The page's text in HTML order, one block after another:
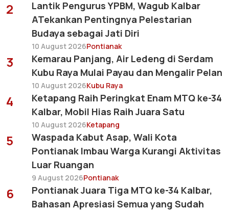
2
Lantik Pengurus YPBM, Wagub Kalbar
ATekankan Pentingnya Pelestarian
Budaya sebagai Jati Diri
10 August 2026Pontianak
3
Kemarau Panjang, Air Ledeng di Serdam
Kubu Raya Mulai Payau dan Mengalir Pelan
10 August 2026Kubu Raya
4
Ketapang Raih Peringkat Enam MTQ ke-34
Kalbar, Mobil Hias Raih Juara Satu
10 August 2026Ketapang
5
Waspada Kabut Asap, Wali Kota
Pontianak Imbau Warga Kurangi Aktivitas
Luar Ruangan
9 August 2026Pontianak
6
Pontianak Juara Tiga MTQ ke-34 Kalbar,
Bahasan Apresiasi Semua yang Sudah